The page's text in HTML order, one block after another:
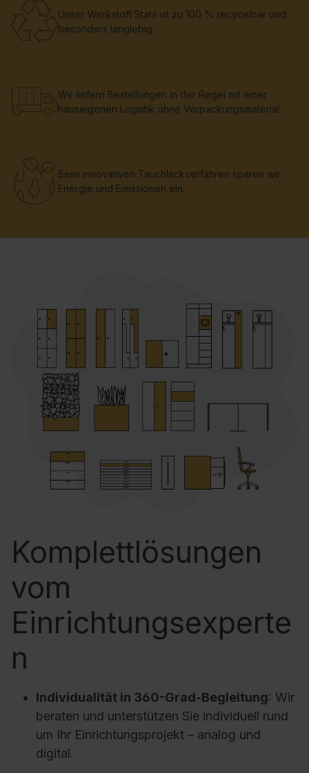
Unser Werkstoff Stahl ist zu 100 % recycelbar und
besonders langlebig.
Wir liefern Bestellungen in der Regel mit einer
hauseigenen Logistik ohne Verpackungsmaterial.
Beim innovativen Tauchlackverfahren sparen wir
Energie und Emissionen ein.
Komplettlösungen
vom
Einrichtungsexperte
n
Individualität in 360-Grad-Begleitung: Wir
beraten und unterstützen Sie individuell rund
um Ihr Einrichtungsprojekt – analog und
digital.